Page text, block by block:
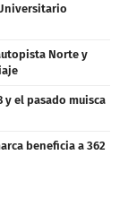
Norte y
y el pasado muisca
beneficia a 362